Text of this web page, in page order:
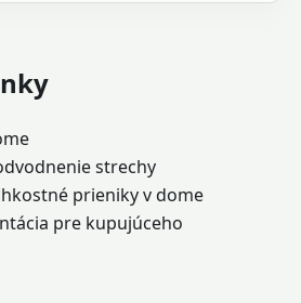
strechy
prieniky v dome
pre kupujúceho